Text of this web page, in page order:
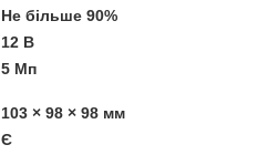
Не більше 90%
12 В
5 Мп
103 × 98 × 98 мм
Є